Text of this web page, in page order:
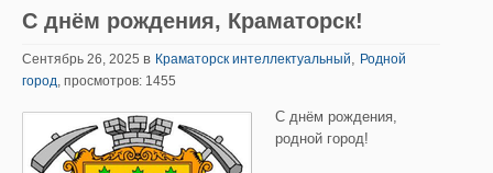
С днём рождения, Краматорск!
Сентябрь 26, 2025 в Краматорск интеллектуальный, Родной
город, просмотров: 1455
С днём рождения,
родной город!